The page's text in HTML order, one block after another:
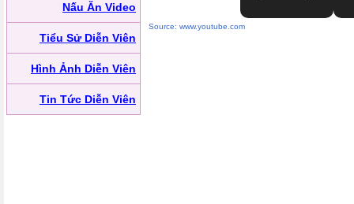
Nấu Ăn Video
Tiểu Sử Diễn Viên
Hình Ảnh Diễn Viên
Tin Tức Diễn Viên
Source: www.youtube.com